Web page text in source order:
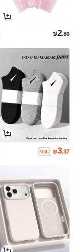
₪2.80
₪3.37
%9-